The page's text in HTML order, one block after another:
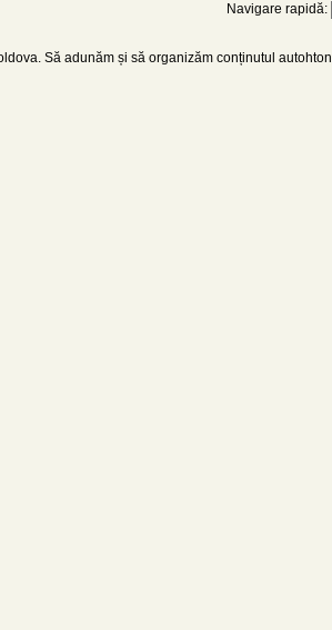
Navigare rapidă:
Să adunăm și să organizăm conținutul